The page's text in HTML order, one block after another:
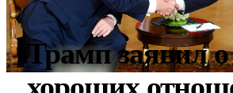
Трамп заявил о